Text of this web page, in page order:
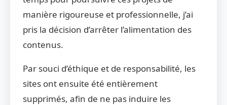
manière rigoureuse et professionnelle, j’ai
pris la décision d’arrêter l’alimentation des
contenus.
Par souci d’éthique et de responsabilité, les
sites ont ensuite été entièrement
supprimés, afin de ne pas induire les